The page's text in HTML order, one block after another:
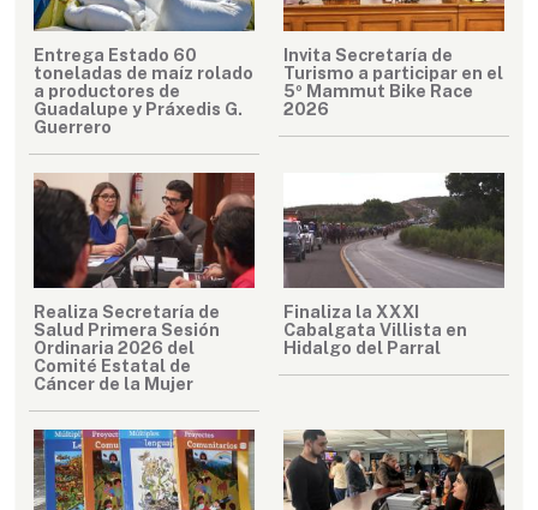
Entrega Estado 60
toneladas de maíz rolado
a productores de
Guadalupe y Práxedis G.
Guerrero
Invita Secretaría de
Turismo a participar en el
5º Mammut Bike Race
2026
Realiza Secretaría de
Salud Primera Sesión
Ordinaria 2026 del
Comité Estatal de
Cáncer de la Mujer
Finaliza la XXXI
Cabalgata Villista en
Hidalgo del Parral